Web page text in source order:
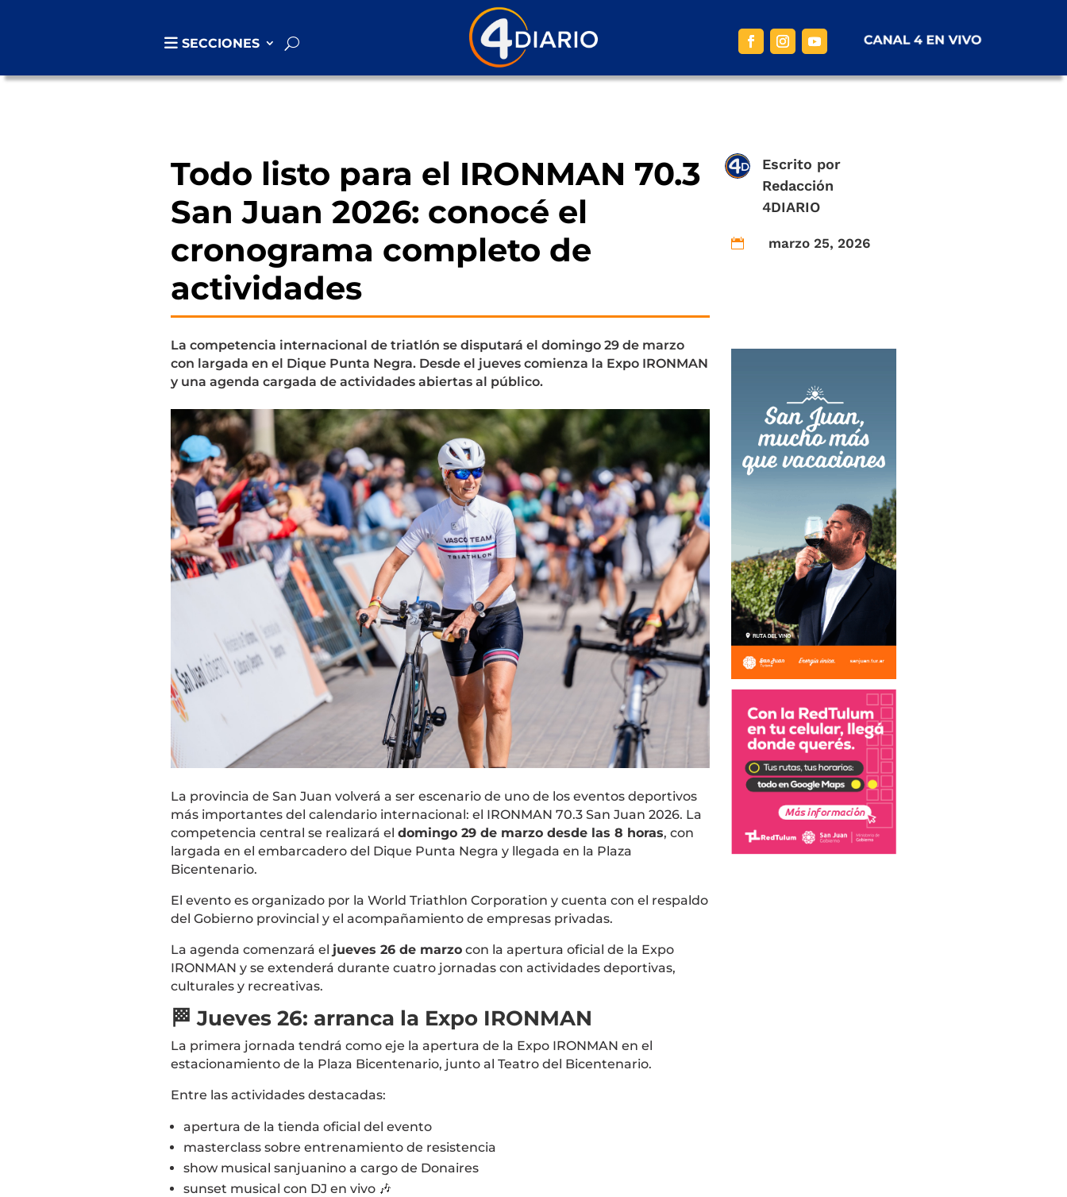
SECCIONES
Todo listo para el IRONMAN 70.3
San Juan 2026: conocé el
cronograma completo de
actividades
Escrito por
Redacción
4DIARIO
 marzo 25, 2026
La competencia internacional de triatlón se disputará el domingo 29 de marzo
con largada en el Dique Punta Negra. Desde el jueves comienza la Expo IRONMAN
y una agenda cargada de actividades abiertas al público.
La provincia deSan Juan volverá a ser escenario de uno de los eventos deportivos
más importantes del calendario internacional: el IRONMAN 70.3 San Juan 2026. La
competencia central se realizará eldomingo 29 de marzo desde las 8 horas, con
largada en el embarcadero del Dique Punta Negra y llegada en la Plaza
Bicentenario.
El evento es organizado por laWorld Triathlon Corporation y cuenta con el respaldo
del Gobierno provincial y el acompañamiento de empresas privadas.
La agenda comenzará el jueves 26 de marzo con la apertura oficial de la Expo
IRONMAN y se extenderá durante cuatro jornadas con actividades deportivas,
culturales y recreativas.
🏁 Jueves 26: arranca la Expo IRONMAN
La primera jornada tendrá como eje la apertura de la Expo IRONMAN en el
estacionamiento de la Plaza Bicentenario, junto alTeatro del Bicentenario.
Entre las actividades destacadas:
apertura de la tienda oficial del evento
masterclass sobre entrenamiento de resistencia
show musical sanjuanino a cargo de Donaires
sunset musical con DJ en vivo 🎶